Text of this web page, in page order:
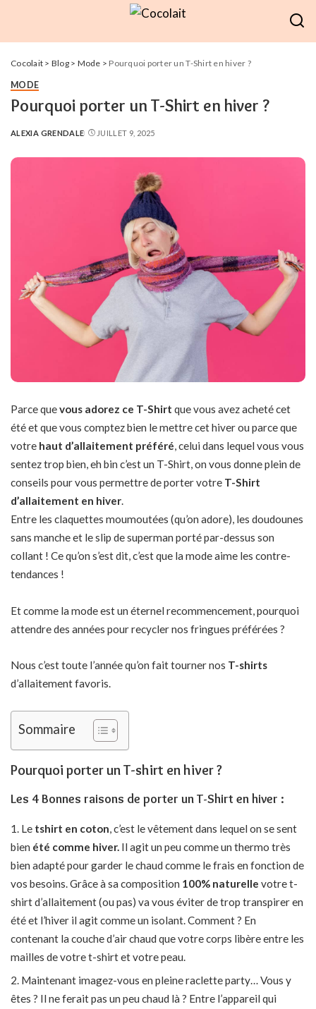
Cocolait > Blog> Mode > Pourquoi porter un T-Shirt en hiver ?
MODE
Pourquoi porter un T-Shirt en hiver ?
POSTED
ALEXIA GRENDALE JUILLET 9, 2025
Parce quevous adorez ce T-Shirt que vous avez acheté cet
été et que vous comptez bien le mettre cet hiver ou parce que
votre haut d’allaitement préféré, celui dans lequel vous vous
sentez trop bien, eh bin c’est un T-Shirt, on vous donne plein de
conseils pour vous permettre de porter votre T-Shirt
d’allaitement en hiver.
Entre les claquettes moumoutées (qu’on adore), les doudounes
sans manche et le slip de superman porté par-dessus son
collant ! Ce qu’on s’est dit, c’est que la mode aime les contre-
tendances !
Et comme la mode est un éternel recommencement, pourquoi
attendre des années pour recycler nos fringues préférées ?
Nous c’est toute l’année qu’on fait tourner nos T-shirts
d’allaitement favoris.
Sommaire
Pourquoi porter un T-shirt en hiver ?
Les 4 Bonnes raisons de porter un T-Shirt en hiver :
Le tshirt en coton, c’est le vêtement dans lequel on se sent
bien été comme hiver. Il agit un peu comme un thermo très
bien adapté pour garder le chaud comme le frais en fonction de
vos besoins. Grâce à sa composition 100% naturelle votre t-
shirt d’allaitement (ou pas) va vous éviter de trop transpirer en
été et l’hiver il agit comme un isolant. Comment ? En
contenant la couche d’air chaud que votre corps libère entre les
mailles de votre t-shirt et votre peau.
Maintenant imagez-vous en pleine raclette party… Vous y
êtes ? Il ne ferait pas un peu chaud là ? Entre l’appareil qui